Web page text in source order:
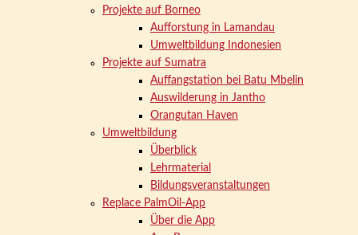
Projekte auf Borneo
Aufforstung in Lamandau
Umweltbildung Indonesien
Projekte auf Sumatra
Auffangstation bei Batu Mbelin
Auswilderung in Jantho
Orangutan Haven
Umweltbildung
Überblick
Lehrmaterial
Bildungsveranstaltungen
Replace PalmOil-App
Über die App